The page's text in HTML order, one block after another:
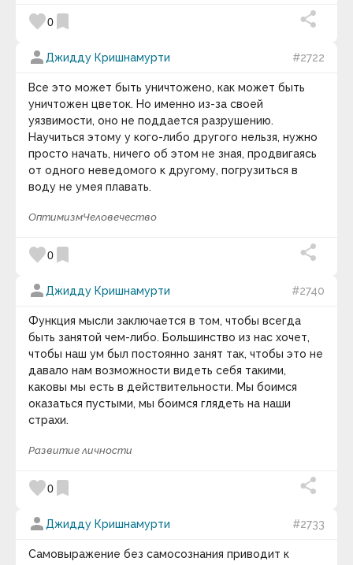
Владимир Львович Леви
Владимир Никитович Захватаев
Владимир Николаевич Лавриненко
Владимир Познер
Владимир Семёнович Барулин
Вольтер
Вольфганг Амадей Моцарт
Вуди Аллен
Вячеслав Иванович Иванов
Габриель Тард
Габриэль Лауб
Галина Суховерх
Гари Маркус
Гарри Гаррисон
Гарун Агацарский
Гвинет Пэлтроу
Генри Ван Дайк
Генри Дэвид Торо
Генри Лайон Олди
Генри Луис Менкен
Генри Мэн
Генри Мюррей
Генри Уиллер Шоу
Генри Форд
Георг Гегель
Георгий Жуков
Гераклит
Герберт Кэссон
Герберт Спенсер
favorite0 bookmark
person Джидду Кришнамурти #2722
Все это может быть уничтожено, как может быть
уничтожен цветок. Но именно из-за своей
уязвимости, оно не поддается разрушению.
Научиться этому у кого-либо другого нельзя, нужно
просто начать, ничего об этом не зная, продвигаясь
от одного неведомого к другому, погрузиться в
воду не умея плавать.
ОптимизмЧеловечество
favorite0 bookmark
person Джидду Кришнамурти #2740
Функция мысли заключается в том, чтобы всегда
быть занятой чем-либо. Большинство из нас хочет,
чтобы наш ум был постоянно занят так, чтобы это не
давало нам возможности видеть себя такими,
каковы мы есть в действительности. Мы боимся
оказаться пустыми, мы боимся глядеть на наши
страхи.
Развитие личности
favorite0 bookmark
person Джидду Кришнамурти #2733
Самовыражение без самосознания приводит к